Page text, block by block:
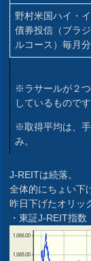
野村米国ハイ・
債券投信（ブラ
ルコース）毎月
※ラサールが２
しているもので
※取得平均は、
み。
J-REITは続落。
全体的にちょい下
昨日下げたオリッ
・東証J-REIT指数